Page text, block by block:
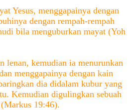
Yesus, menggapainya dengan
dengan rempah-rempah
bila menguburkan mayat (Yoh
lenan, kemudian ia menurunkan
menggapainya dengan kain
dia didalam kubur yang
Kemudian digulingkan sebuah
19:46).